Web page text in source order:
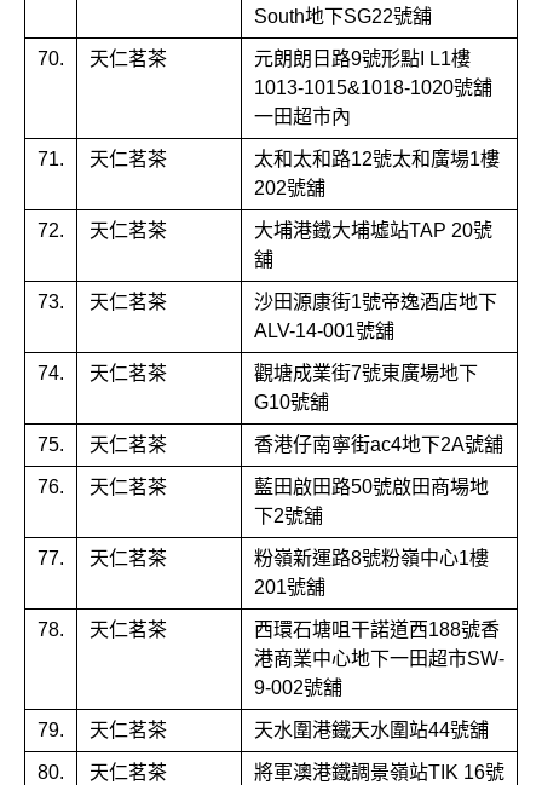
South地下SG22號舖
70. 天仁茗茶
元朗朗日路9號形點I L1樓
1013-1015&1018-1020號舖
一田超市內
71. 天仁茗茶
太和太和路12號太和廣場1樓
202號舖
72. 天仁茗茶
大埔港鐵大埔墟站TAP 20號
舖
73. 天仁茗茶
沙田源康街1號帝逸酒店地下
ALV-14-001號舖
74. 天仁茗茶
觀塘成業街7號東廣場地下
G10號舖
75. 天仁茗茶 香港仔南寧街ac4地下2A號舖
76. 天仁茗茶
藍田啟田路50號啟田商場地
下2號舖
77. 天仁茗茶
粉嶺新運路8號粉嶺中心1樓
201號舖
78. 天仁茗茶
西環石塘咀干諾道西188號香
港商業中心地下一田超市SW-
9-002號舖
79. 天仁茗茶 天水圍港鐵天水圍站44號舖
80. 天仁茗茶
將軍澳港鐵調景嶺站TIK 16號